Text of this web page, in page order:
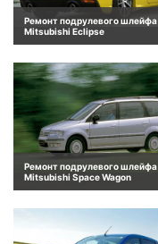
Ремонт подрулевого шлейфа
Mitsubishi Eclipse
Ремонт подрулевого шлейфа
Mitsubishi Space Wagon